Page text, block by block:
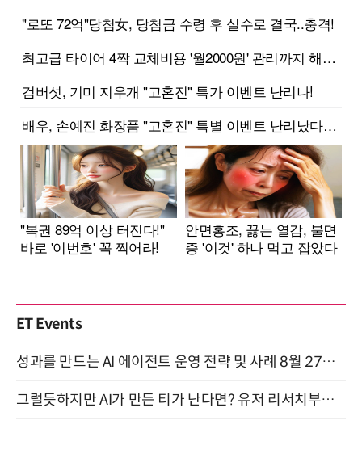
ET Events
성과를 만드는 AI 에이전트 운영 전략 및 사례 8월 27일 개최
그럴듯하지만 AI가 만든 티가 난다면? 유저 리서치부터 배포까지! (9/15)